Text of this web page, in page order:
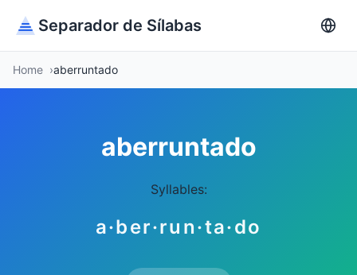
Separador de Sílabas
Home aberruntado
aberruntado
Syllables:
a·ber·run·ta·do